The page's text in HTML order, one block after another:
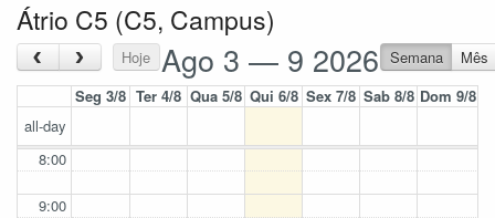
Átrio C5 (C5, Campus)
‹ › Hoje Ago 3 — 9 2026 Semana
Mês
Seg 3/8 Ter 4/8 Qua 5/8 Qui 6/8 Sex 7/8 Sab 8/8 Dom 9/8
all-day
8:00
9:00